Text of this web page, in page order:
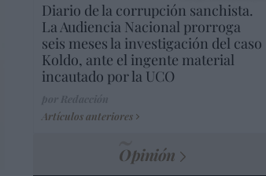
Diario de la corrupción sanchista.
La Audiencia Nacional prorroga
seis meses la investigación del caso
Koldo, ante el ingente material
incautado por la UCO
Artículos anteriores
Opinión